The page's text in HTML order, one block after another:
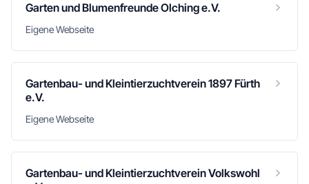
Garten und Blumenfreunde Olching e.V.
Eigene Webseite
Gartenbau- und Kleintierzuchtverein 1897 Fürth
e.V.
Eigene Webseite
Gartenbau- und Kleintierzuchtverein Volkswohl